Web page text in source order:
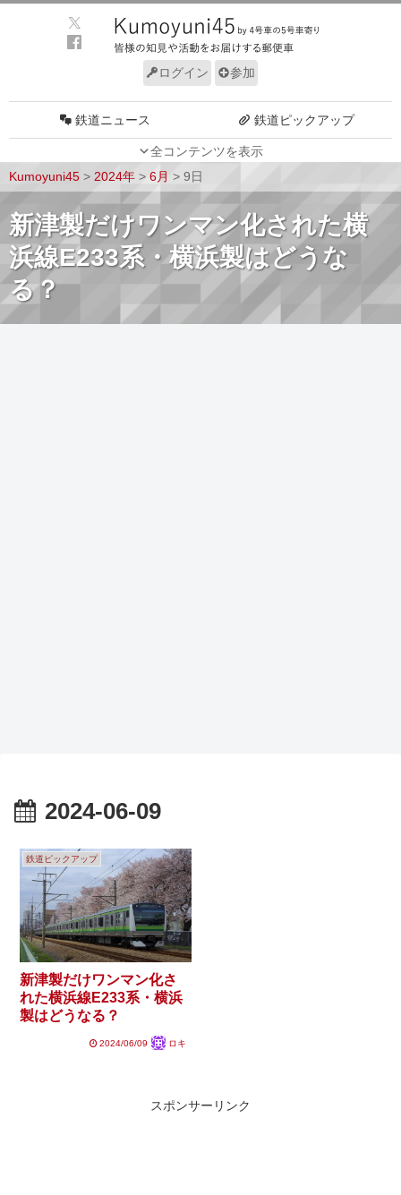
ログイン 参加
全コンテンツを表示
鉄道ニュース 鉄道ピックアップ
車両技術 路線探訪
ルール サイトについて
Kumoyuni45 > 2024年 > 6月 > 9日
新津製だけワンマン化された横
浜線E233系・横浜製はどうな
る？
2024-06-09
鉄道ピックアップ
新津製だけワンマン化さ
れた横浜線E233系・横浜
製はどうなる？
2024/06/09 ロキ
スポンサーリンク